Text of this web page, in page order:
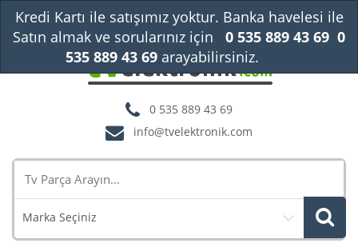
0 535 889 43 69
info@tvelektronik.com
Marka Seçiniz
Kredi Kartı ile satışımız yoktur. Banka havelesi ile
Satın almak ve sorularınız için
0 535 889 43 69 0
535 889 43 69arayabilirsiniz.